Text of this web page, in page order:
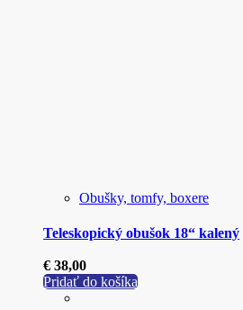
Obušky, tomfy, boxere
Teleskopický obušok 18“ kalený
€ 38,00
Pridať do košíka